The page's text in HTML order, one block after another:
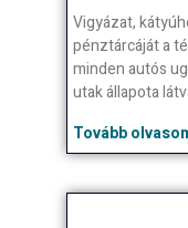
Vigyázat,
pénztárcáját a
minden autós
utak állapota
Tovább